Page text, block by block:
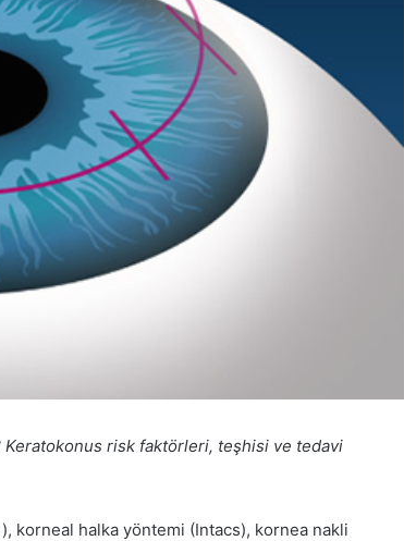
risk faktörleri, teşhisi ve tedavi
korneal halka yöntemi (Intacs), kornea nakli